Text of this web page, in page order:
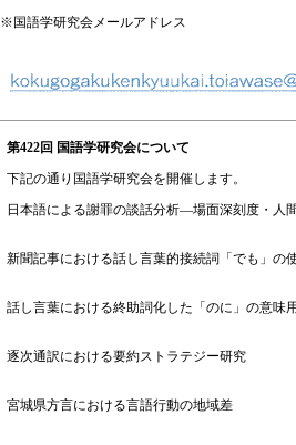
※国語学研究会メールアドレス
第422回 国語学研究会について
下記の通り 国語学研究会を開催します。
日本語による謝罪の談話分析―場面深刻度・人
新聞記事における話し言葉的接続詞「でも」の
話し言葉における終助詞化した「のに」の意味
逐次通訳における要約ストラテジー研究
宮城県方言における言語行動の地域差